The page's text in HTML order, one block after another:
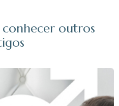
outros